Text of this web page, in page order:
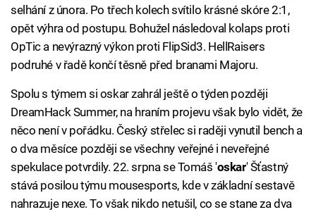
selhání z února. Po třech kolech svítilo krásné skóre 2:1,
opět výhra od postupu. Bohužel následoval kolaps proti
OpTic a nevýrazný výkon proti FlipSid3. HellRaisers
podruhé v řadě končí těsně před branami Majoru.
Spolu s týmem si oskar zahrál ještě o týden později
DreamHack Summer, na hraním projevu však bylo vidět, že
něco není v pořádku. Český střelec si raději vynutil bench a
o dva měsíce později se všechny veřejné i neveřejné
spekulace potvrdily. 22. srpna se Tomáš 'oskar' Šťastný
stává posilou týmu mousesports, kde v základní sestavě
nahrazuje nexe. To však nikdo netušil, co se stane za dva